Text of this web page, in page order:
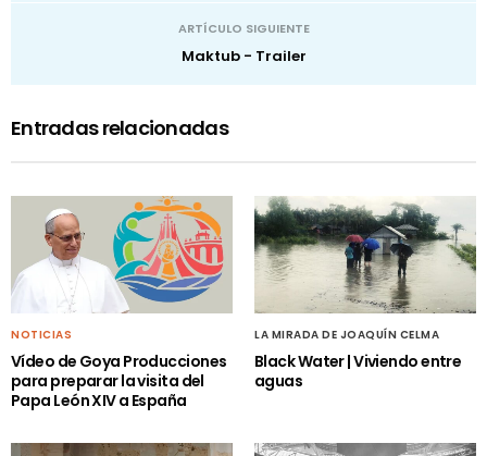
ARTÍCULO SIGUIENTE
Maktub - Trailer
Entradas relacionadas
NOTICIAS
Vídeo de Goya Producciones
para preparar la visita del
Papa León XIV a España
LA MIRADA DE JOAQUÍN CELMA
Black Water | Viviendo entre
aguas